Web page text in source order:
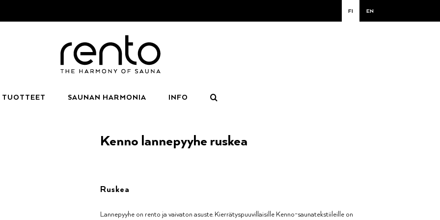
FI EN
TUOTTEET SAUNAN HARMONIA INFO
Kenno lannepyyhe ruskea
Ruskea
Lannepyyhe on rento ja vaivaton asuste. Kierrätyspuuvillaisille Kenno-saunatekstiileille on